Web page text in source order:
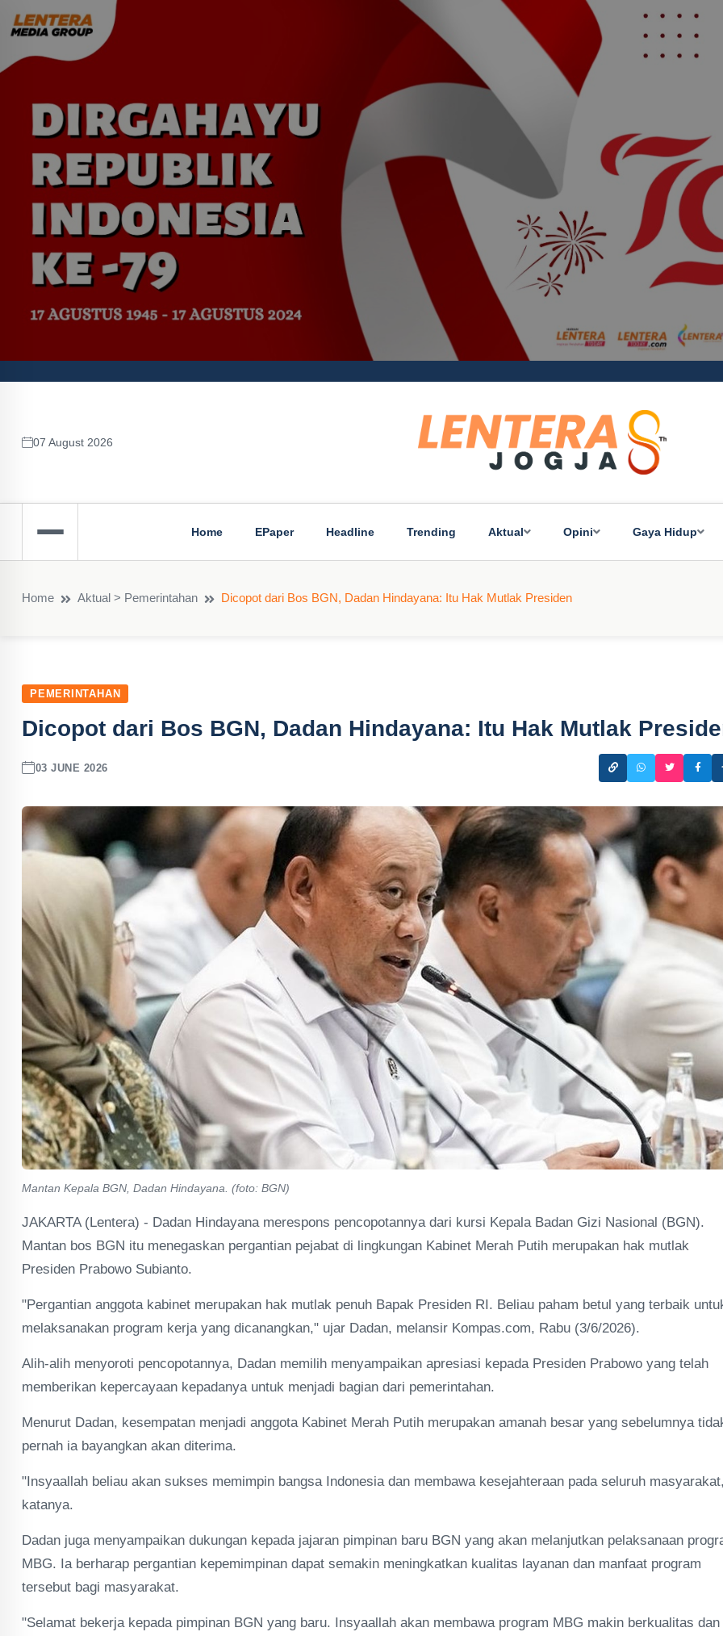
07 August 2026
Home EPaper Headline Trending Aktual Opini Gaya Hidup
Home Aktual > Pemerintahan Dicopot dari Bos BGN, Dadan Hindayana: Itu Hak Mutlak Presiden
PEMERINTAHAN
Dicopot dari Bos BGN, Dadan Hindayana: Itu Hak Mutlak
03 JUNE 2026
Mantan Kepala BGN, Dadan Hindayana. (foto: BGN)
JAKARTA (Lentera) - Dadan Hindayana merespons pencopotannya dari kursi Kepala Badan Gizi Nasional (BGN).
Mantan bos BGN itu menegaskan pergantian pejabat di lingkungan Kabinet Merah Putih merupakan hak mutlak
Presiden Prabowo Subianto.
"Pergantian anggota kabinet merupakan hak mutlak penuh Bapak Presiden RI. Beliau paham betul yang terbaik
melaksanakan program kerja yang dicanangkan," ujar Dadan, melansir Kompas.com, Rabu (3/6/2026).
Alih-alih menyoroti pencopotannya, Dadan memilih menyampaikan apresiasi kepada Presiden Prabowo yang telah
memberikan kepercayaan kepadanya untuk menjadi bagian dari pemerintahan.
Menurut Dadan, kesempatan menjadi anggota Kabinet Merah Putih merupakan amanah besar yang sebelumnya
pernah ia bayangkan akan diterima.
"Insyaallah beliau akan sukses memimpin bangsa Indonesia dan membawa kesejahteraan pada seluruh
katanya.
Dadan juga menyampaikan dukungan kepada jajaran pimpinan baru BGN yang akan melanjutkan pelaksanaan
MBG. Ia berharap pergantian kepemimpinan dapat semakin meningkatkan kualitas layanan dan manfaat program
tersebut bagi masyarakat.
"Selamat bekerja kepada pimpinan BGN yang baru. Insyaallah akan membawa program MBG makin berkualitas dan